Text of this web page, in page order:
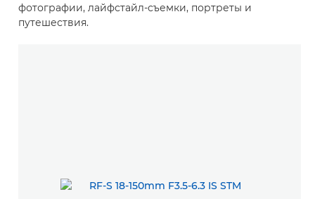
фотографии, лайфстайл-съемки, портреты и
путешествия.